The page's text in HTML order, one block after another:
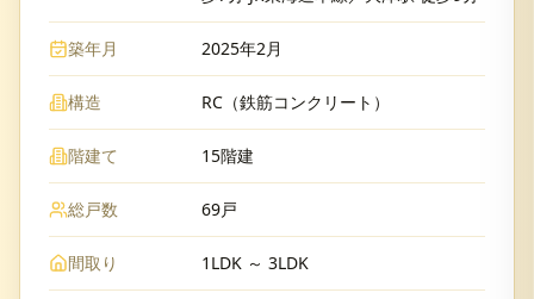
築年月 2025年2月
構造 RC（鉄筋コンクリート）
階建て 15階建
総戸数 69戸
間取り 1LDK ～ 3LDK